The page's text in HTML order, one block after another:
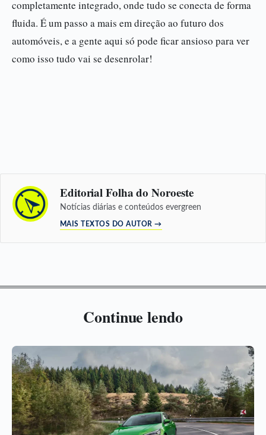
completamente integrado, onde tudo se conecta de forma
fluida. É um passo a mais em direção ao futuro dos
automóveis, e a gente aqui só pode ficar ansioso para ver
como isso tudo vai se desenrolar!
Editorial Folha do Noroeste
Notícias diárias e conteúdos evergreen
MAIS TEXTOS DO AUTOR →
Continue lendo